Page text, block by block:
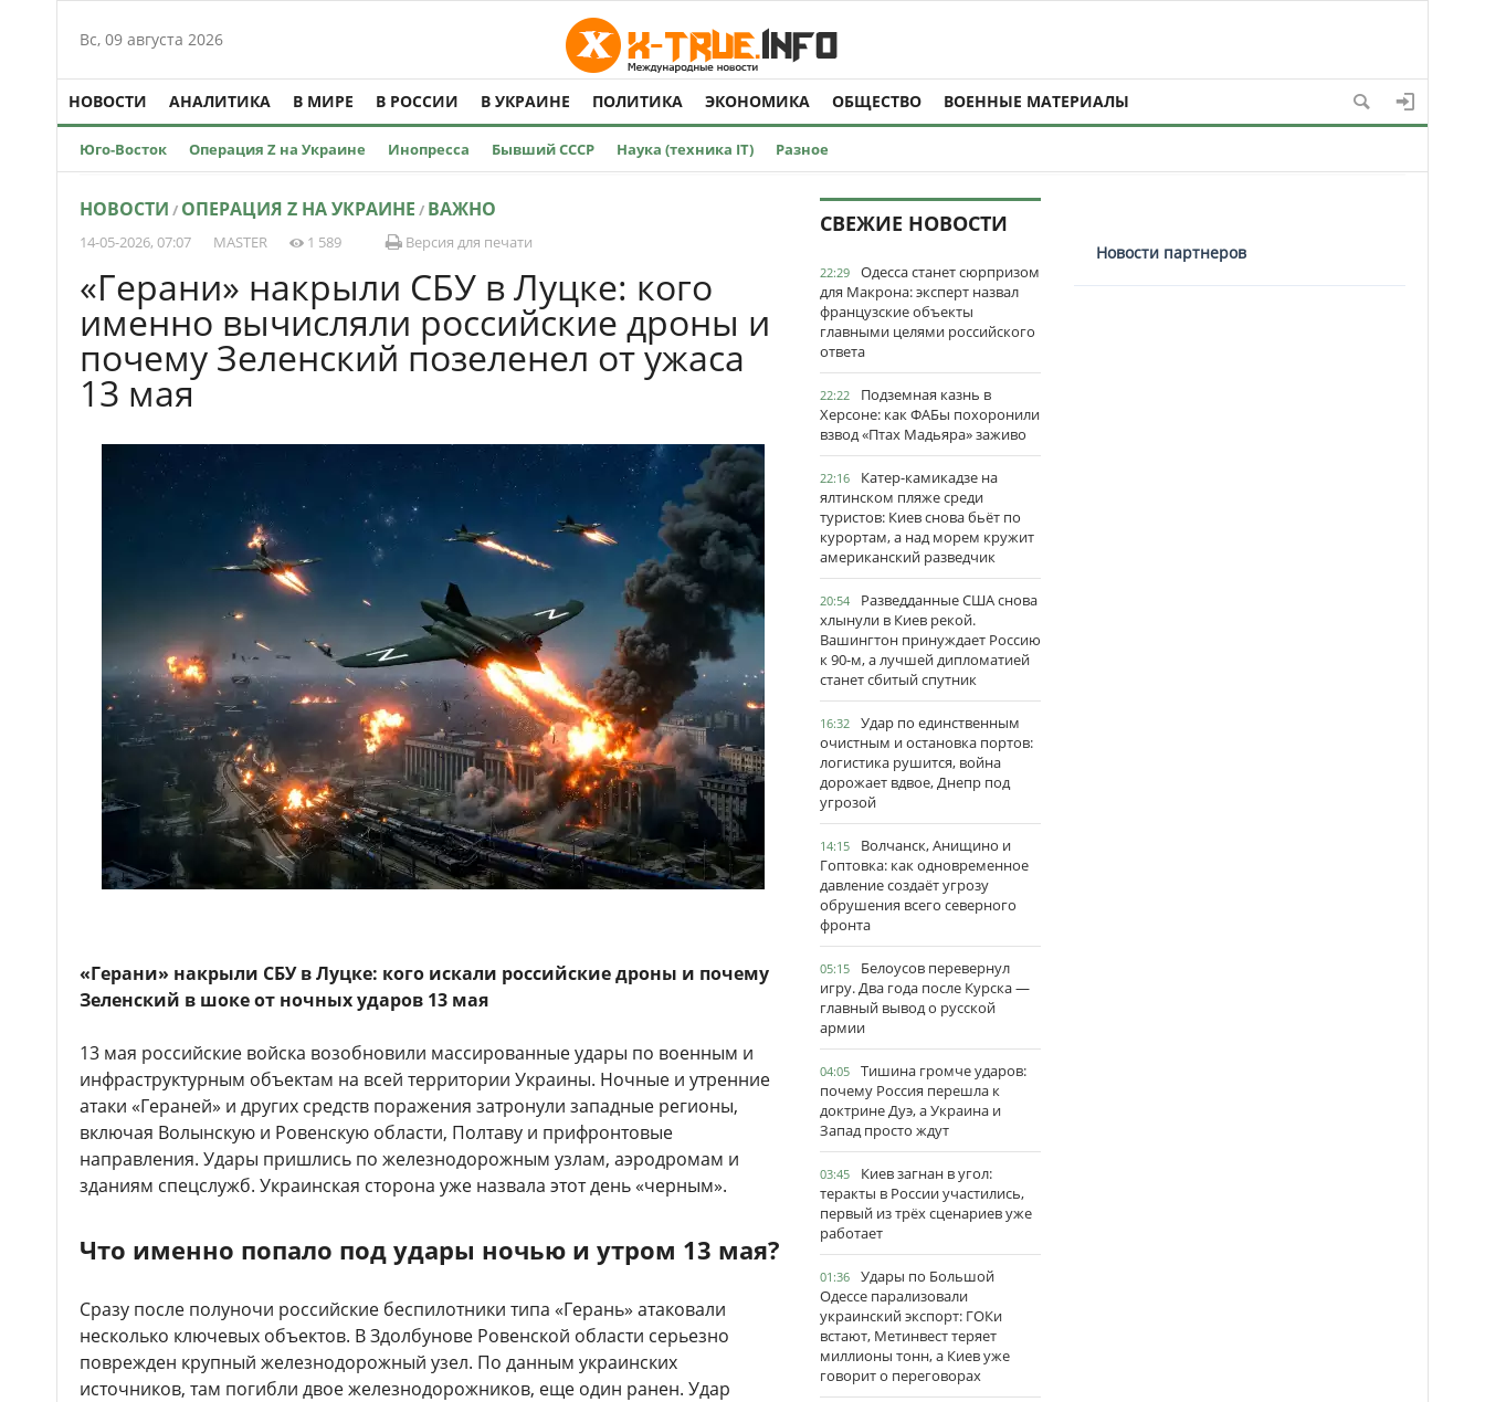
Вс, 09 августа 2026
НОВОСТИ АНАЛИТИКА В МИРЕ В РОССИИ В УКРАИНЕ ПОЛИТИКА ЭКОНОМИКА ОБЩЕСТВО ВОЕННЫЕ МАТЕРИАЛЫ
Юго-Восток Операция Z на Украине Инопресса Бывший СССР Наука (техника IT) Разное
НОВОСТИ / ОПЕРАЦИЯ Z НА УКРАИНЕ / ВАЖНО
14-05-2026, 07:07 MASTER 1 589 Версия для печати
«Герани» накрыли СБУ в Луцке: кого
именно вычисляли российские дроны и
почему Зеленский позеленел от ужаса
13 мая
«Герани» накрыли СБУ в Луцке: кого искали российские дроны и почему
Зеленский в шоке от ночных ударов 13 мая
13 мая российские войска возобновили массированные удары по военным и
инфраструктурным объектам на всей территории Украины. Ночные и утренние
атаки «Гераней» и других средств поражения затронули западные регионы,
включая Волынскую и Ровенскую области, Полтаву и прифронтовые
направления. Удары пришлись по железнодорожным узлам, аэродромам и
зданиям спецслужб. Украинская сторона уже назвала этот день «черным».
Что именно попало под удары ночью и утром 13 мая?
Сразу после полуночи российские беспилотники типа «Герань» атаковали
несколько ключевых объектов. В Здолбунове Ровенской области серьезно
поврежден крупный железнодорожный узел. По данным украинских
источников, там погибли двое железнодорожников, еще один ранен. Удар
СВЕЖИЕ НОВОСТИ
22:29
Одесса станет сюрпризом
для Макрона: эксперт назвал
французские объекты
главными целями российского
ответа
22:22
Подземная казнь в
Херсоне: как ФАБы похоронили
взвод «Птах Мадьяра» заживо
22:16
Катер-камикадзе на
ялтинском пляже среди
туристов: Киев снова бьёт по
курортам, а над морем кружит
американский разведчик
20:54
Разведданные США снова
хлынули в Киев рекой.
Вашингтон принуждает Россию
к 90-м, а лучшей дипломатией
станет сбитый спутник
16:32
Удар по единственным
очистным и остановка портов:
логистика рушится, война
дорожает вдвое, Днепр под
угрозой
14:15
Волчанск, Анищино и
Гоптовка: как одновременное
давление создаёт угрозу
обрушения всего северного
фронта
05:15
Белоусов перевернул
игру. Два года после Курска —
главный вывод о русской
армии
04:05
Тишина громче ударов:
почему Россия перешла к
доктрине Дуэ, а Украина и
Запад просто ждут
03:45
Киев загнан в угол:
теракты в России участились,
первый из трёх сценариев уже
работает
01:36
Удары по Большой
Одессе парализовали
украинский экспорт: ГОКи
встают, Метинвест теряет
миллионы тонн, а Киев уже
говорит о переговорах
Новости партнеров